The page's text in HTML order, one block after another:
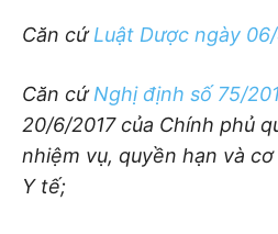
Căn cứLuật Dược ngày
Căn cứNghị định số 75/
20/6/2017 của Chính phủ
nhiệm vụ, quyền hạn và
Y tế;